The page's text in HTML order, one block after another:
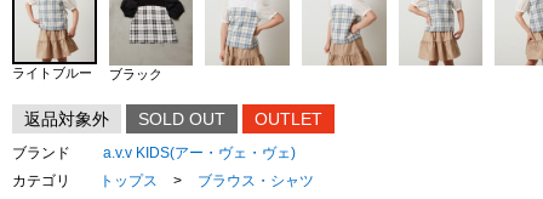
ライトブルー ブラック
返品対象外 SOLD OUT OUTLET
ブランド
a.v.v KIDS(アー・ヴェ・ヴェ)
カテゴリ
トップス >
ブラウス・シャツ